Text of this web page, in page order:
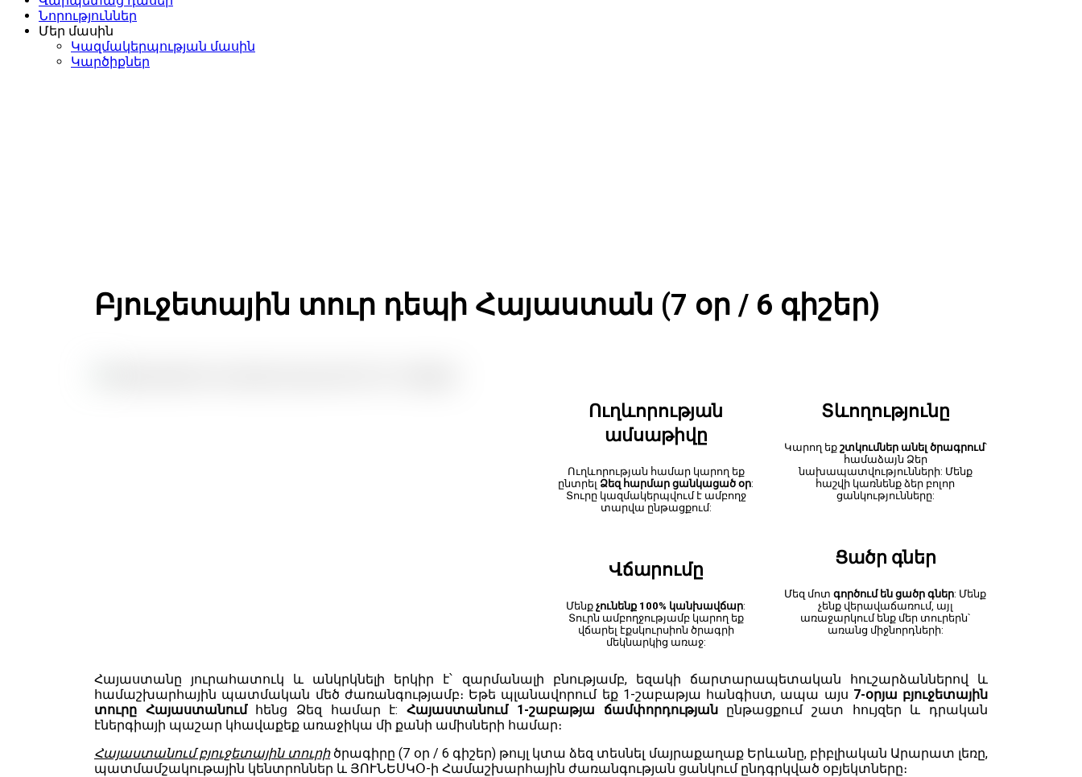
Նորություններ
Մեր մասին
Կազմակերպության մասին
Կարծիքներ
Բյուջետային տուր դեպի Հայաստան (7 օր / 6 գիշեր)
Ուղևորության
ամսաթիվը
Ուղևորության համար կարող եք
ընտրել Ձեզ հարմար ցանկացած օր:
Տուրը կազմակերպվում է ամբողջ
տարվա ընթացքում:
Վճարումը
Մենք չունենք 100% կանխավճար:
Տուրն ամբողջությամբ կարող եք
վճարել էքսկուրսիոն ծրագրի
մեկնարկից առաջ:
Տևողությունը
Կարող եք շտկումներ անել ծրագրում՝
համաձայն Ձեր
նախապատվությունների: Մենք
հաշվի կառնենք ձեր բոլոր
ցանկությունները:
Ցածր գներ
Մեզ մոտ գործում են ցածր գներ: Մենք
չենք վերավաճառում, այլ
առաջարկում ենք մեր տուրերն՝
առանց միջնորդների:
Հայաստանը յուրահատուկ և անկրկնելի երկիր է՝ զարմանալի բնությամբ, եզակի ճարտարապետական ​​հուշարձաններով և
համաշխարհային պատմական մեծ ժառանգությամբ։ Եթե պլանավորում եք 1-շաբաթյա հանգիստ, ապա այս 7-օրյա բյուջետային
տուրը Հայաստանում հենց Ձեզ համար է:Հայաստանում 1-շաբաթյա ճամփորդության ընթացքում շատ հույզեր և դրական
էներգիայի պաշար կհավաքեք առաջիկա մի քանի ամիսների համար։
Հայաստանում բյուջետային տուրիծրագիրը (7 օր / 6 գիշեր) թույլ կտա ձեզ տեսնել մայրաքաղաք Երևանը, բիբլիական Արարատ լեռը,
պատմամշակութային կենտրոններ և ՅՈՒՆԵՍԿՕ-ի Համաշխարհային ժառանգության ցանկում ընդգրկված օբյեկտները։